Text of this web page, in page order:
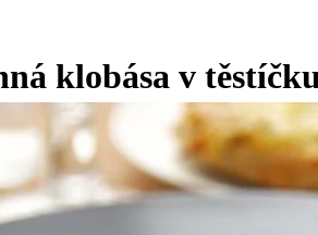
klobása v